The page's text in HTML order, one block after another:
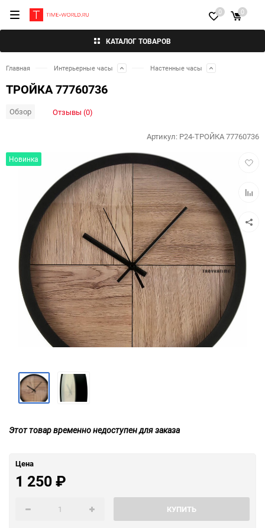
КАТАЛОГ ТОВАРОВ
0 0
Главная Интерьерные часы Настенные часы
ТРОЙКА 77760736
Обзор Отзывы (0)
Новинка
Артикул: P24-ТРОЙКА 77760736
Этот товар временно недоступен для заказа
Цена
1 250₽
КУПИТЬ